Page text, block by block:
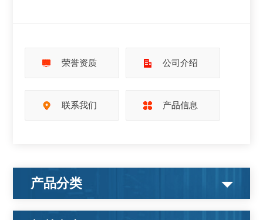
荣誉资质 公司介绍
联系我们 产品信息
产品分类